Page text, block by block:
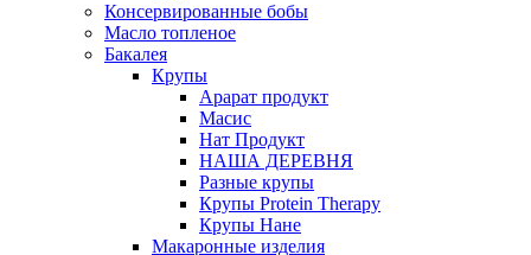
Консервированные бобы
Масло топленое
Бакалея
Крупы
Арарат продукт
Масис
Нат Продукт
НАША ДЕРЕВНЯ
Разные крупы
Крупы Protein Therapy
Крупы Нане
Макаронные изделия